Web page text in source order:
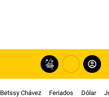
Betssy Chávez Feriados Dólar